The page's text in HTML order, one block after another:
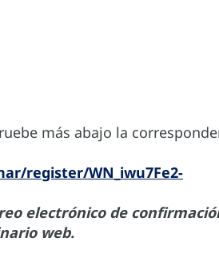
más abajo la
register/WN_iwu7Fe2-
electrónico de
web.